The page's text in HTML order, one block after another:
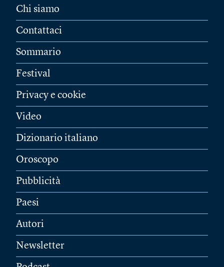
Chi siamo
Contattaci
Sommario
Festival
Privacy e cookie
Video
Dizionario italiano
Oroscopo
Pubblicità
Paesi
Autori
Newsletter